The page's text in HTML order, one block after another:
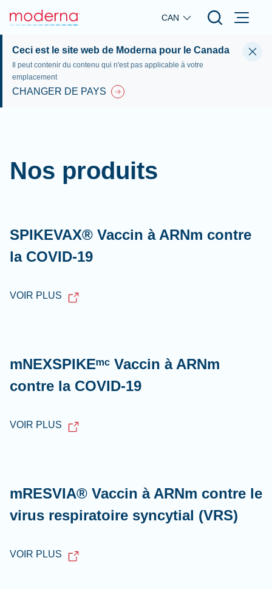
Skip to main content
CAN
Ceci est le site web de Moderna pour le Canada
Il peut contenir du contenu qui n'est pas applicable à votre
emplacement
CHANGER DE PAYS
Nos produits
SPIKEVAX® Vaccin à ARNm contre
la COVID-19
VOIR PLUS
mNEXSPIKEᵐᶜ Vaccin à ARNm
contre la COVID-19
VOIR PLUS
mRESVIA® Vaccin à ARNm contre le
virus respiratoire syncytial (VRS)
VOIR PLUS